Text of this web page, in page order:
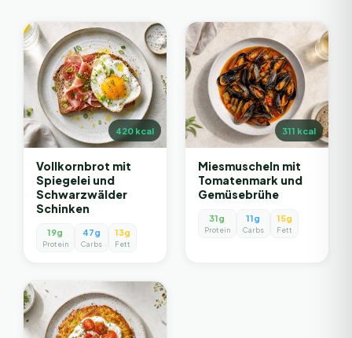
420kcal
Vollkornbrot mit
Spiegelei und
Schwarzwälder
Schinken
19g
Protein
47g
Carbs
13g
Fett
311 kcal
Miesmuscheln mit
Tomatenmark und
Gemüsebrühe
31g
Protein
11g
Carbs
15g
Fett